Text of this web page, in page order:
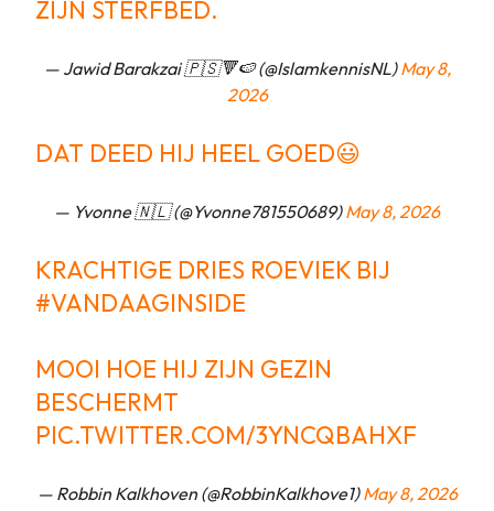
ZIJN STERFBED.
— Jawid Barakzai 🇵🇸🔻🍉 (@IslamkennisNL)May 8,
2026
DAT DEED HIJ HEEL GOED😃
— Yvonne 🇳🇱 (@Yvonne781550689)May 8, 2026
KRACHTIGE DRIES ROEVIEK BIJ
#VANDAAGINSIDE
MOOI HOE HIJ ZIJN GEZIN
BESCHERMT
PIC.TWITTER.COM/3YNCQBAHXF
— Robbin Kalkhoven (@RobbinKalkhove1)May 8, 2026